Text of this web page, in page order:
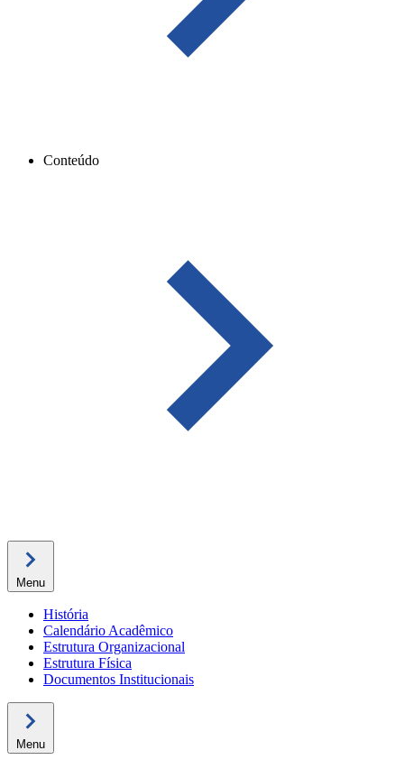
Conteúdo
Menu
História
Calendário Acadêmico
Estrutura Organizacional
Estrutura Física
Documentos Institucionais
Menu